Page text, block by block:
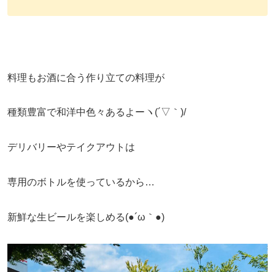
料理もお酒に合う作り立ての料理が
種類豊富で和洋中色々あるよーヽ(´▽｀)/
デリバリーやテイクアウトは
専用のボトルを使っているから…
新鮮な生ビールを楽しめる(●´ω｀●)